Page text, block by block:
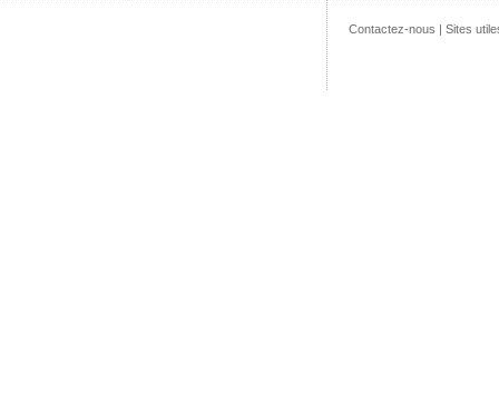
Contactez-nous | Sites